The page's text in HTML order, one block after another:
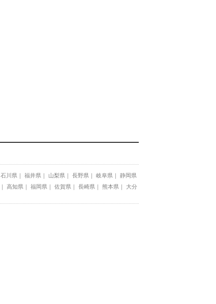
石川県 福井県 山梨県 長野県 岐阜県
静岡県
高知県 福岡県 佐賀県 長崎県 熊本県
大分